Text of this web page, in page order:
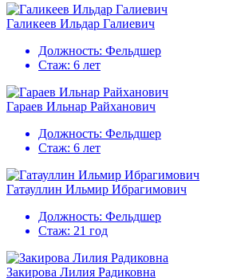
Галикеев Ильдар Галиевич
Должность: Фельдшер
Стаж: 6 лет
Гараев Ильнар Райханович
Должность: Фельдшер
Стаж: 6 лет
Гатауллин Ильмир Ибрагимович
Должность: Фельдшер
Стаж: 21 год
Закирова Лилия Радиковна